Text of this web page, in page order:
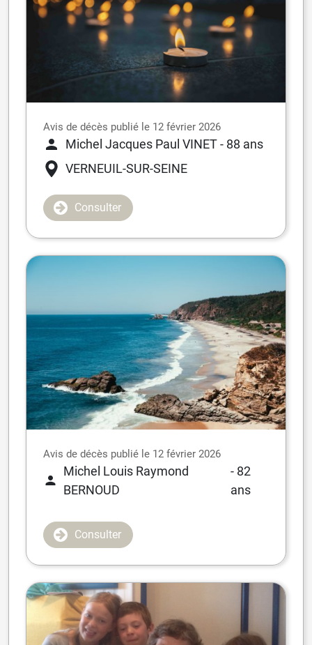
Avis de décès publié le 12 février 2026
Michel Jacques Paul VINET- 88 ans
VERNEUIL-SUR-SEINE
Consulter
Avis de décès publié le 12 février 2026
Michel Louis Raymond
BERNOUD
- 82
ans
Consulter